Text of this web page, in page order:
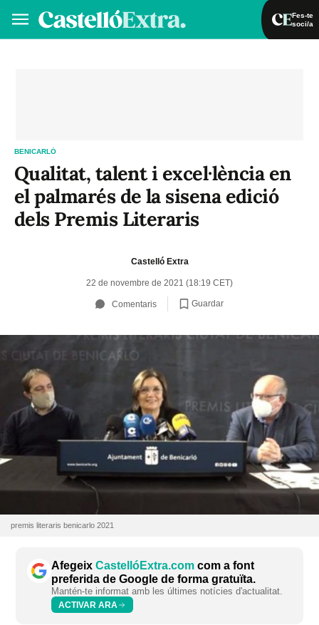
Fes-te
soci/a
BENICARLÓ
Qualitat, talent i excel·lència en
el palmarés de la sisena edició
dels Premis Literaris
Castelló Extra
22 de novembre de 2021 (18:19 CET)
Comentaris Guardar
premis literaris benicarlo 2021
Afegeix CastellóExtra.com com a font
preferida de Google de forma gratuïta.
Mantén-te informat amb les últimes notícies d'actualitat.
ACTIVAR ARA